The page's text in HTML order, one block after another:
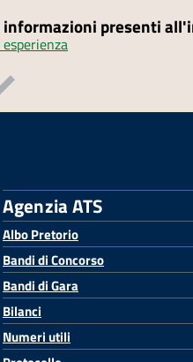
presenti
Agenzia ATS
Albo Pretorio
Bandi di Concorso
Bandi di Gara
Bilanci
Numeri utili